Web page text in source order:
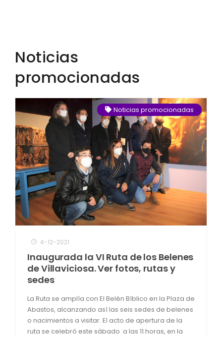
Noticias
promocionadas
Noticias promocionadas
4-12-2021
Inaugurada la VI Ruta de los Belenes
de Villaviciosa. Ver fotos, rutas y
sedes
La Ruta se amplía con El Belén Bíblico en la Plaza de
Abastos, alcanzando así las seis sedes de belenes
o nacimientos a visitar. El acto de apertura de la
ruta se celebró este sábado a las 11 horas, en la